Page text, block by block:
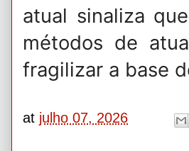
atual sinaliza
métodos de
fragilizar a base
at julho 07, 2026